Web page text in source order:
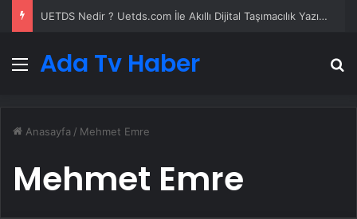
UETDS Nedir ? Uetds.com İle Akıllı Dijital Taşımacılık Yazılımı
Menü
Ada Tv Haber
Anasayfa / Mehmet Emre
Mehmet Emre